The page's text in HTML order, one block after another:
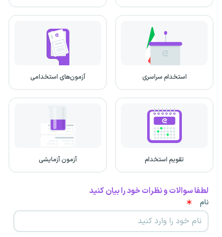
استخدام سراسری آزمون‌های استخدامی
تقویم استخدام آزمون آزمایشی
لطفا سوالات و نظرات خود را بیان کنید
نام